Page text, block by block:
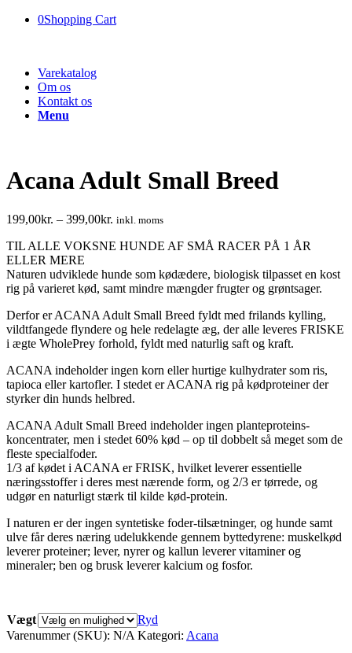
0Shopping Cart
Varekatalog
Om os
Kontakt os
Menu
Acana Adult Small Breed
199,00kr. – 399,00kr. inkl. moms
TIL ALLE VOKSNE HUNDE AF SMÅ RACER PÅ 1 ÅR
ELLER MERE
Naturen udviklede hunde som kødædere, biologisk tilpasset en kost
rig på varieret kød, samt mindre mængder frugter og grøntsager.
Derfor er ACANA Adult Small Breed fyldt med frilands kylling,
vildtfangede flyndere og hele redelagte æg, der alle leveres FRISKE
i ægte WholePrey forhold, fyldt med naturlig saft og kraft.
ACANA indeholder ingen korn eller hurtige kulhydrater som ris,
tapioca eller kartofler. I stedet er ACANA rig på kødproteiner der
styrker din hunds helbred.
ACANA Adult Small Breed indeholder ingen planteproteins-
koncentrater, men i stedet 60% kød – op til dobbelt så meget som de
fleste specialfoder.
1/3 af kødet i ACANA er FRISK, hvilket leverer essentielle
næringsstoffer i deres mest nærende form, og 2/3 er tørrede, og
udgør en naturligt stærk til kilde kød-protein.
I naturen er der ingen syntetiske foder-tilsætninger, og hunde samt
ulve får deres næring udelukkende gennem byttedyrene: muskelkød
leverer proteiner; lever, nyrer og kallun leverer vitaminer og
mineraler; ben og brusk leverer kalcium og fosfor.
Vægt
Ryd
Varenummer (SKU): N/A Kategori: Acana